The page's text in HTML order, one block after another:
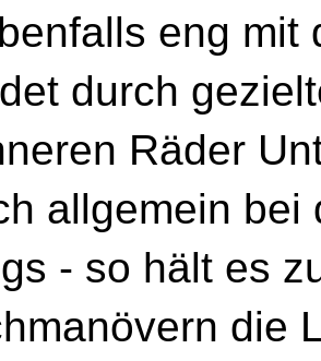
eng mit
durch
Räder
allgemein
- so hält es
die